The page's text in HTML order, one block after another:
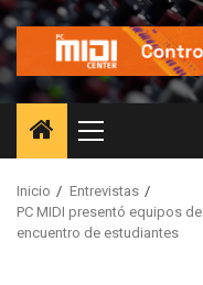
Inicio
Entrevistas
PC MIDI presentó equipos
encuentro de estudiantes